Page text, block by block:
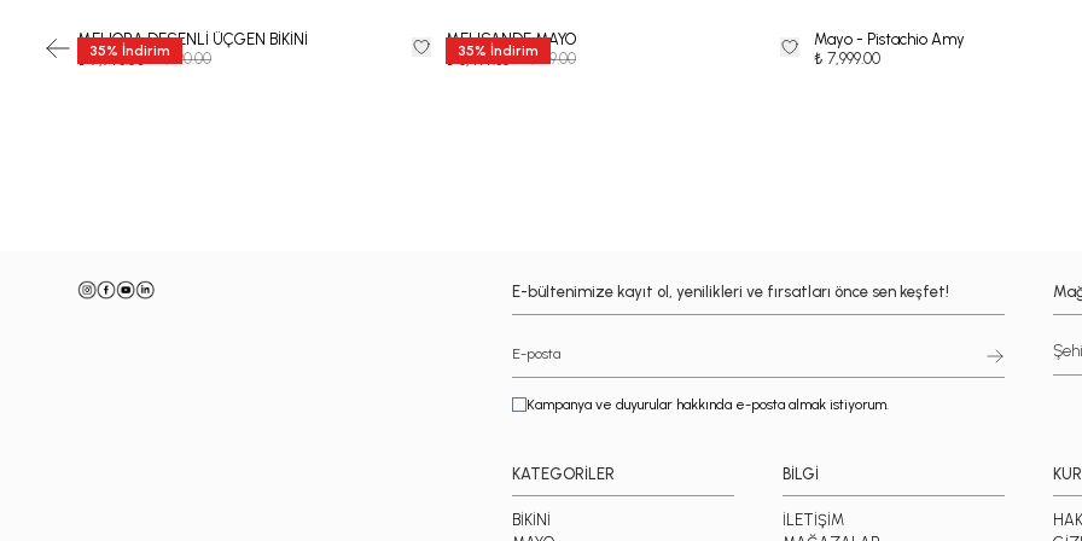
35% İndirim
MELIORA DESENLİ ÜÇGEN BİKİNİ
₺ 7,793.50₺ 11,990.00 35% İndirim
MELISANDE MAYO
₺ 6,499.35₺ 9,999.00
Mayo - Pistachio Amy
₺ 7,999.00
E-bültenimize kayıt ol, yenilikleri ve fırsatları önce sen keşfet!
Kampanya ve duyurular hakkında e-posta almak istiyorum.
KATEGORİLER
BİKİNİ
BİLGİ
İLETİŞİM